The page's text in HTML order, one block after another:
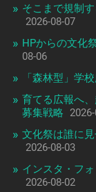
そこまで規制
2026-08-07
HPからの文化
08-06
「森林型」学
育てる広報へ
募集戦略
文化祭は誰に
2026-08-03
インスタ・フ
2026-08-02